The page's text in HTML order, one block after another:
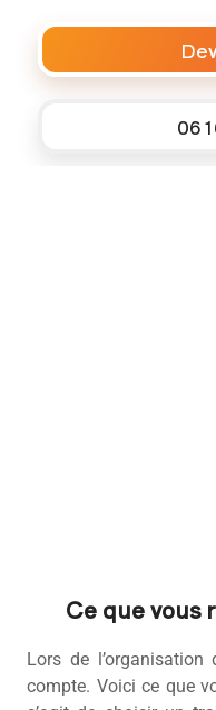
06
Ce que vous
Lors de l’organisation
compte. Voici ce que